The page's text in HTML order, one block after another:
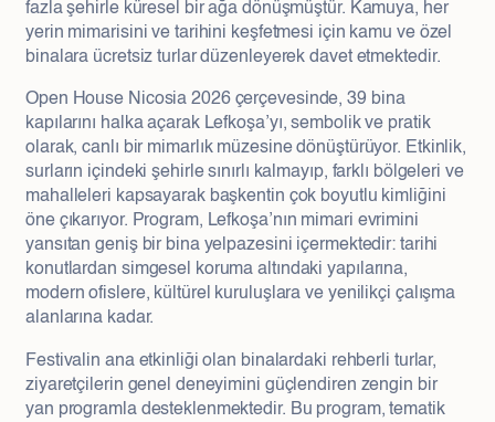
fazla şehirle küresel bir ağa dönüşmüştür. Kamuya, her
yerin mimarisini ve tarihini keşfetmesi için kamu ve özel
binalara ücretsiz turlar düzenleyerek davet etmektedir.
Open House Nicosia 2026 çerçevesinde, 39 bina
kapılarını halka açarak Lefkoşa’yı, sembolik ve pratik
olarak, canlı bir mimarlık müzesine dönüştürüyor. Etkinlik,
surların içindeki şehirle sınırlı kalmayıp, farklı bölgeleri ve
mahalleleri kapsayarak başkentin çok boyutlu kimliğini
öne çıkarıyor. Program, Lefkoşa’nın mimari evrimini
yansıtan geniş bir bina yelpazesini içermektedir: tarihi
konutlardan simgesel koruma altındaki yapılarına,
modern ofislere, kültürel kuruluşlara ve yenilikçi çalışma
alanlarına kadar.
Festivalin ana etkinliği olan binalardaki rehberli turlar,
ziyaretçilerin genel deneyimini güçlendiren zengin bir
yan programla desteklenmektedir. Bu program, tematik